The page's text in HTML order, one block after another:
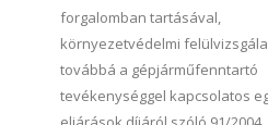
forgalomban tartásával,
környezetvédelmi
továbbá a gépjárműfenntartó
tevékenységgel kapcsolatos